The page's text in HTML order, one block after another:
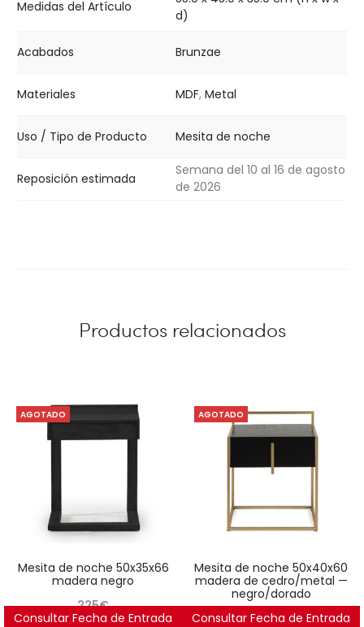
Medidas del Artículo
d)
Acabados Brunzae
Materiales MDF, Metal
Uso / Tipo de Producto Mesita de noche
Reposición estimada
Semana del 10 al 16 de agosto
de 2026
Productos relacionados
AGOTADO
mesita de noche 50x35x66
madera negro
225€
Consultar Fecha de Entrada
AGOTADO
mesita de noche 50x40x60
madera de cedro/metal —
negro/dorado
486€
Consultar Fecha de Entrada